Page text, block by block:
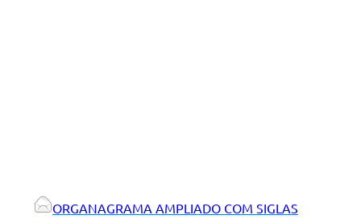
ORGANAGRAMA AMPLIADO COM SIGLAS